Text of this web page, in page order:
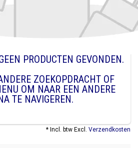
PRODUCTEN GEVONDEN.
ZOEKOPDRACHT OF
OM NAAR EEN ANDERE
TE NAVIGEREN.
* Incl. btw Excl. Verzendkosten